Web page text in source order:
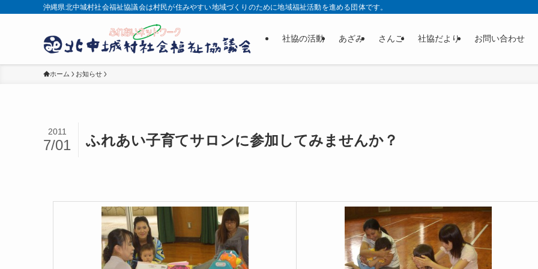
沖縄県北中城村社会福祉協議会は村民が住みやすい地域づくりのために地域福祉活動を進める団体です。
社協の活動 あざみ さんご 社協だより お問い合わせ
ホーム お知らせ
ふれあい子育てサロンに参加してみませんか？
2011
7/01